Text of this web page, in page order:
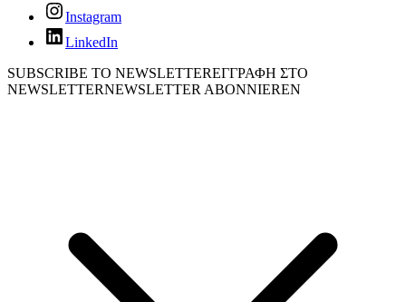
Instagram
LinkedIn
SUBSCRIBE TO NEWSLETTERΕΓΓΡΑΦΗ ΣΤΟ
NEWSLETTERNEWSLETTER ABONNIEREN